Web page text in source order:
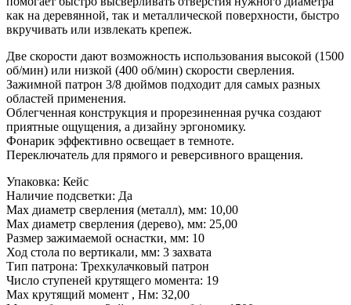
как на деревянной, так и металлической поверхности, быстро
вкручивать или извлекать крепеж.
Две скорости дают возможность использования высокой (1500
об/мин) или низкой (400 об/мин) скорости сверления.
Зажимной патрон 3/8 дюймов подходит для самых разных
областей применения.
Облегченная конструкция и прорезиненная ручка создают
приятные ощущения, а дизайну эргономику.
Фонарик эффективно освещает в темноте.
Переключатель для прямого и реверсивного вращения.
Упаковка: Кейс
Наличие подсветки: Да
Max диаметр сверления (металл), мм: 10,00
Max диаметр сверления (дерево), мм: 25,00
Размер зажимаемой оснастки, мм: 10
Ход стола по вертикали, мм: 3 захвата
Тип патрона: Трехкулачковый патрон
Число ступеней крутящего момента: 19
Max крутящий момент , Нм: 32,00